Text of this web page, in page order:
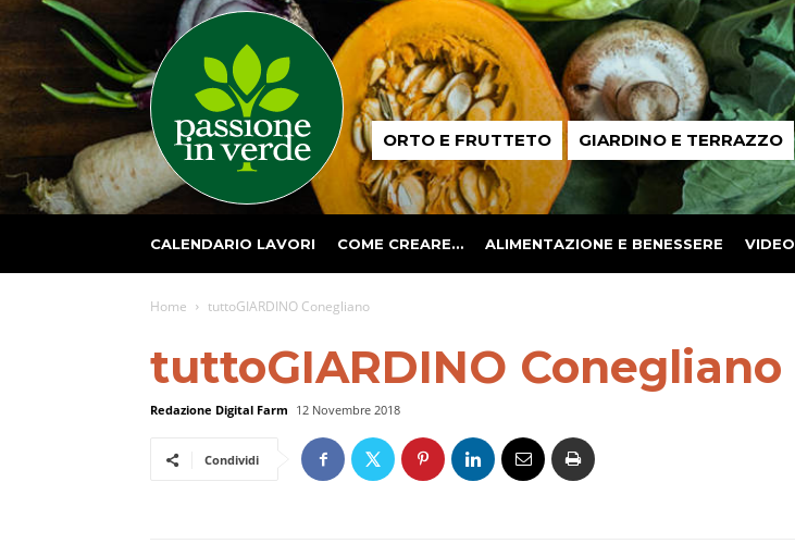
Passione
in ORTO E FRUTTETO GIARDINO E TERRAZZO
CALENDARIO LAVORI COME CREARE… ALIMENTAZIONE E BENESSERE VIDEO
Home tuttoGIARDINO Conegliano
tuttoGIARDINO Conegliano
Redazione Digital Farm 12 Novembre 2018
Condividi